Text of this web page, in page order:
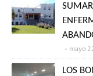
mayo
LOS